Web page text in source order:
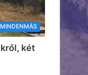
MINDENMÁS
két